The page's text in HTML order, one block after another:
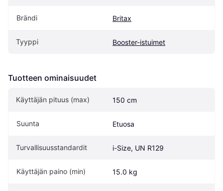
Brändi Britax
Tyyppi Booster-istuimet
Tuotteen ominaisuudet
Käyttäjän pituus (max) 150 cm
Suunta Etuosa
Turvallisuusstandardit i-Size, UN R129
Käyttäjän paino (min) 15.0 kg